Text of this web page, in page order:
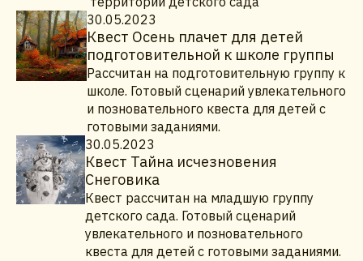
30.05.2023
Квест Осень плачет для детей
подготовительной к школе группы
Рассчитан на подготовительную группу к
школе. Готовый сценарий увлекательного
и позновательного квеста для детей с
готовыми заданиями.
30.05.2023
Квест Тайна исчезновения
Снеговика
Квест рассчитан на младшую группу
детского сада. Готовый сценарий
увлекательного и позновательного
квеста для детей с готовыми заданиями.